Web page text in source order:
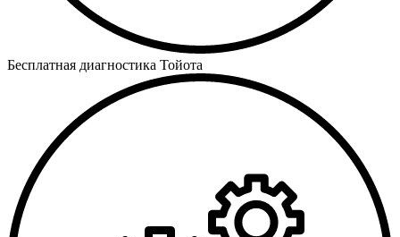
Бесплатная диагностика Тойота